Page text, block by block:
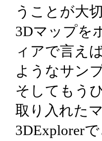
うことが大
3Dマップを
ィアで言え
ようなサン
そしてもう
取り入れた
3DExplorer